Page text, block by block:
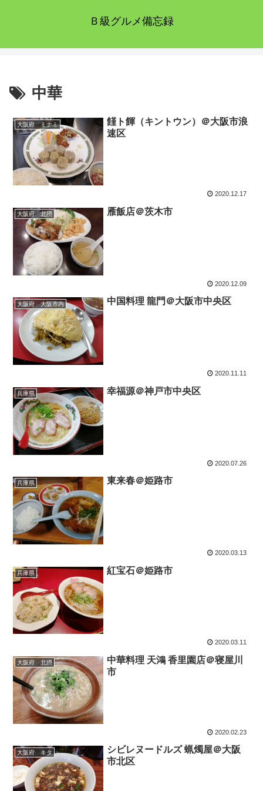
Ｂ級グルメ備忘録
中華
大阪府 ミナミ
饉ト餫（キントウン）＠大阪市浪
速区
2020.12.17
大阪府 北摂 雁飯店＠茨木市
2020.12.09
大阪府 大阪市内 中国料理 龍門＠大阪市中央区
2020.11.11
兵庫県 幸福源＠神戸市中央区
2020.07.26
兵庫県 東来春＠姫路市
2020.03.13
兵庫県 紅宝石＠姫路市
2020.03.11
大阪府 北摂
中華料理 天鴻 香里園店＠寝屋川
市
2020.02.23
大阪府 キタ
シビレヌードルズ 蝋燭屋＠大阪
市北区